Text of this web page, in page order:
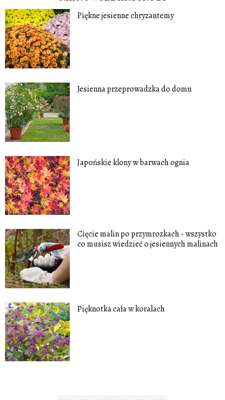
Piękne jesienne chryzantemy
Jesienna przeprowadzka do domu
Japońskie klony w barwach ognia
Cięcie malin po przymrozkach - wszystko
co musisz wiedzieć o jesiennych malinach
Pięknotka cała w koralach